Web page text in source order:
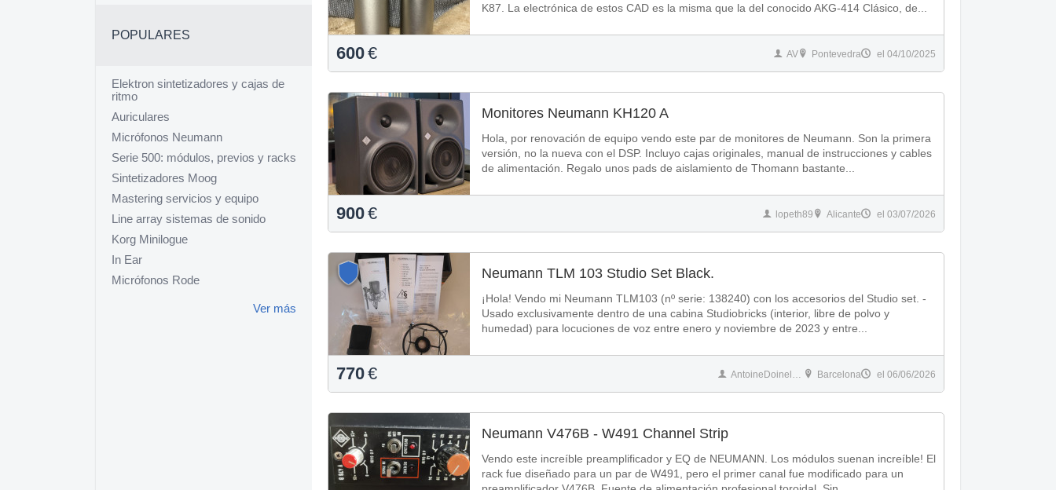
K87. La electrónica de estos CAD es la misma que la del conocido AKG-414 Clásico, de...
600€ AV Pontevedra el 04/10/2025
Monitores Neumann KH120 A
Hola, por renovación de equipo vendo este par de monitores de Neumann. Son la primera
versión, no la nueva con el DSP. Incluyo cajas originales, manual de instrucciones y cables
de alimentación. Regalo unos pads de aislamiento de Thomann bastante...
900€ lopeth89 Alicante el 03/07/2026
Neumann TLM 103 Studio Set Black.
¡Hola! Vendo mi Neumann TLM103 (nº serie: 138240) con los accesorios del Studio set. -
Usado exclusivamente dentro de una cabina Studiobricks (interior, libre de polvo y
humedad) para locuciones de voz entre enero y noviembre de 2023 y entre...
770€ AntoineDoinelBCN Barcelona el 06/06/2026
Neumann V476B - W491 Channel Strip
Vendo este increíble preamplificador y EQ de NEUMANN. Los módulos suenan increíble! El
rack fue diseñado para un par de W491, pero el primer canal fue modificado para un
POPULARES
Elektron sintetizadores y cajas de
ritmo
Auriculares
Micrófonos Neumann
Serie 500: módulos, previos y racks
Sintetizadores Moog
Mastering servicios y equipo
Line array sistemas de sonido
Korg Minilogue
In Ear
Micrófonos Rode
Ver más